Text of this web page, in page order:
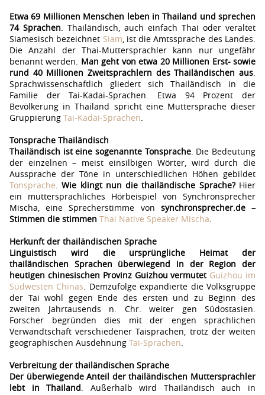
Etwa 69 Millionen Menschen leben in Thailand und sprechen
74 Sprachen . Thailändisch, auch einfach Thai oder veraltet
Siamesisch bezeichnet Siam , ist die Amtssprache des Landes.
Die Anzahl der Thai-Muttersprachler kann nur ungefähr
benannt werden. Man geht von etwa 20 Millionen Erst- sowie
rund 40 Millionen Zweitsprachlern des Thailändischen aus
Sprachwissenschaftlich gliedert sich Thailändisch in die
Familie der Tai-Kadai-Sprachen. Etwa 94 Prozent der
Bevölkerung in Thailand spricht eine Muttersprache dieser
Gruppierung Tai-Kadai-Sprachen
Tonsprache Thailändisch
Thailändisch ist eine sogenannte Tonsprache. Die Bedeutung
der einzelnen – meist einsilbigen Wörter, wird durch die
Aussprache der Töne in unterschiedlichen Höhen gebildet
Tonsprache .Wie klingt nun die thailändische Sprache?Hier
ein muttersprachliches Hörbeispiel von Synchronsprecher
Mischa, eine Sprecherstimme von synchronsprecher.de –
Stimmen die stimmen Thai Native Speaker Mischa
Herkunft der thailändischen Sprache
Linguistisch wird die ursprüngliche Heimat der
thailändischen Sprachen überwiegend in der Region der
heutigen chinesischen Provinz Guizhou vermutet Guizhou im
Südwesten Chinas . Demzufolge expandierte die Volksgruppe
der Tai wohl gegen Ende des ersten und zu Beginn des
zweiten Jahrtausends n. Chr. weiter gen Südostasien.
Forscher begründen dies mit der engen sprachlichen
Verwandtschaft verschiedener Taisprachen, trotz der weiten
geographischen Ausdehnung Tai-Sprachen
Verbreitung der thailändischen Sprache
Der überwiegende Anteil der thailändischen Muttersprachler
lebt in Thailand . Außerhalb wird Thailändisch auch in